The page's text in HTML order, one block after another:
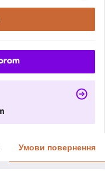
Умови повернення